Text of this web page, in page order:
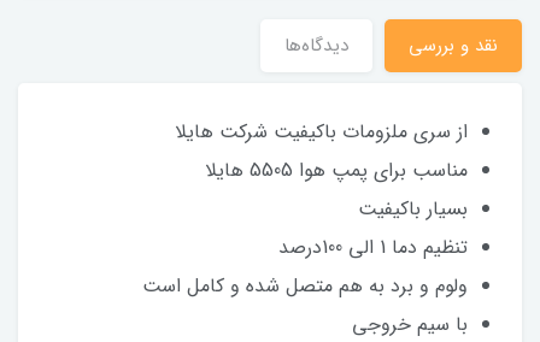
نقد و بررسی دیدگاه‌ها
از سری ملزومات باکیفیت شرکت هایلا
مناسب برای پمپ هوا 5505 هایلا
بسیار باکیفیت
تنظیم دما 1 الی 100درصد
ولوم و برد به هم متصل شده و کامل است
با سیم خروجی